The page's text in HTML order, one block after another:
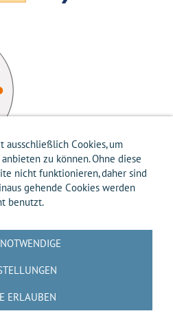
InfoHilfeDatenschutz
📝🟨
ausschließlich Cookies, um
zu können. Ohne diese
nicht funktionieren, daher sind
gehende Cookies werden
benutzt.
ERLAUBEN